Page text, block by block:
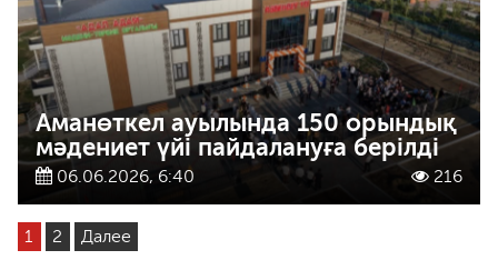
Аманөткел ауылында 150 орындық
мәдениет үйі пайдалануға берілді
06.06.2026, 6:40 216
1 2 Далее